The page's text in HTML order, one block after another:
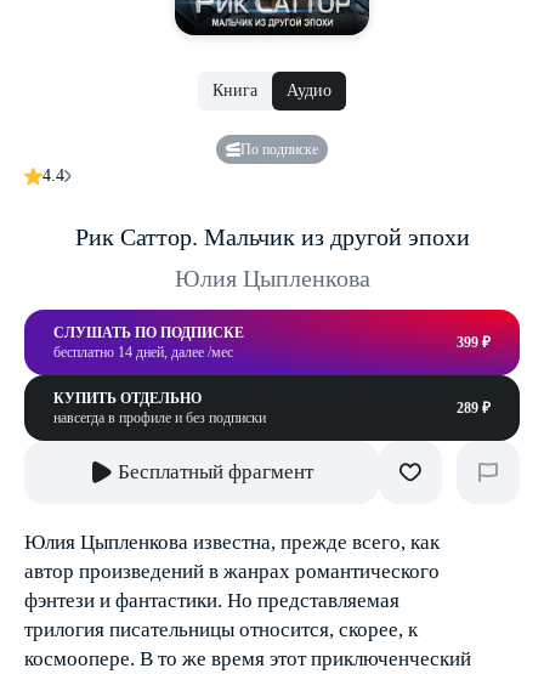
Книга Аудио
По подписке
4.4
Рик Саттор. Мальчик из другой эпохи
Юлия Цыпленкова
СЛУШАТЬ ПО ПОДПИСКЕ
бесплатно 14 дней, далее /мес
399 ₽
КУПИТЬ ОТДЕЛЬНО
навсегда в профиле и без подписки
289 ₽
Бесплатный фрагмент
Юлия Цыпленкова известна, прежде всего, как
автор произведений в жанрах романтического
фэнтези и фантастики. Но представляемая
трилогия писательницы относится, скорее, к
космоопере. В то же время этот приключенческий